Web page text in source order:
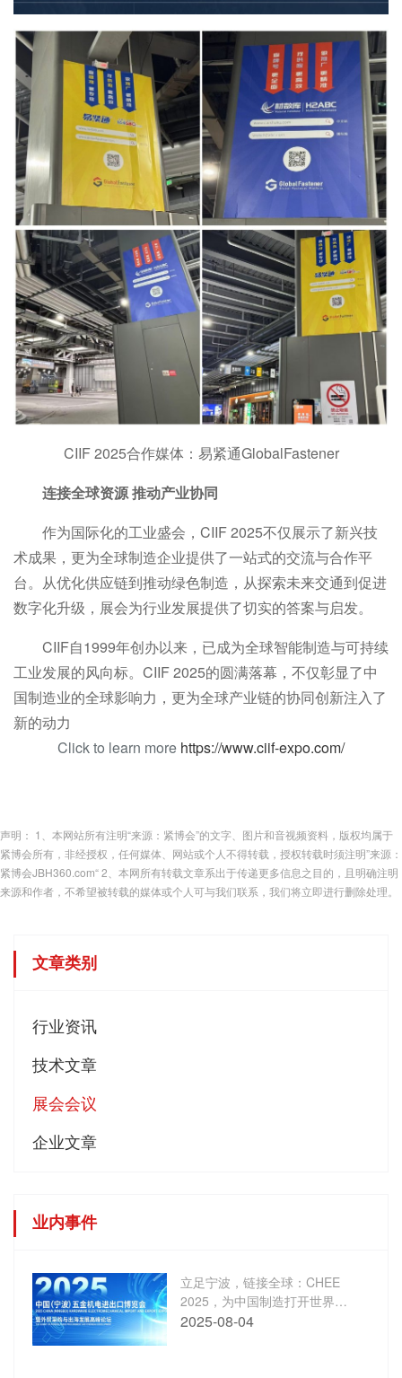
文章类别
行业资讯
技术文章
展会会议
企业文章
业内事件
立足宁波，链接全球：CHEE
2025，为中国制造打开世界通
道
2025-08-04
CIIF 2025合作媒体：易紧通GlobalFastener
连接全球资源 推动产业协同
作为国际化的工业盛会，CIIF 2025不仅展示了新兴技
术成果，更为全球制造企业提供了一站式的交流与合作平
台。从优化供应链到推动绿色制造，从探索未来交通到促进
数字化升级，展会为行业发展提供了切实的答案与启发。
CIIF自1999年创办以来，已成为全球智能制造与可持续
工业发展的风向标。CIIF 2025的圆满落幕，不仅彰显了中
国制造业的全球影响力，更为全球产业链的协同创新注入了
新的动力
Click to learn more https://www.ciif-expo.com/
声明： 1、本网站所有注明“来源：紧博会”的文字、图片和音视频资料，版权均属于
紧博会所有，非经授权，任何媒体、网站或个人不得转载，授权转载时须注明”来源：
紧博会JBH360.com“ 2、本网所有转载文章系出于传递更多信息之目的，且明确注明
来源和作者，不希望被转载的媒体或个人可与我们联系，我们将立即进行删除处理。